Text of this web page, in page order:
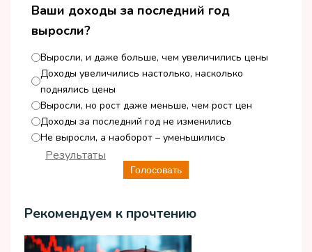
Ваши доходы за последний год
выросли?
Выросли, и даже больше, чем увеличились цены
Доходы увеличились настолько, насколько
поднялись цены
Выросли, но рост даже меньше, чем рост цен
Доходы за последний год не изменились
Не выросли, а наоборот – уменьшились
Голосовать
Результаты
Рекомендуем к прочтению